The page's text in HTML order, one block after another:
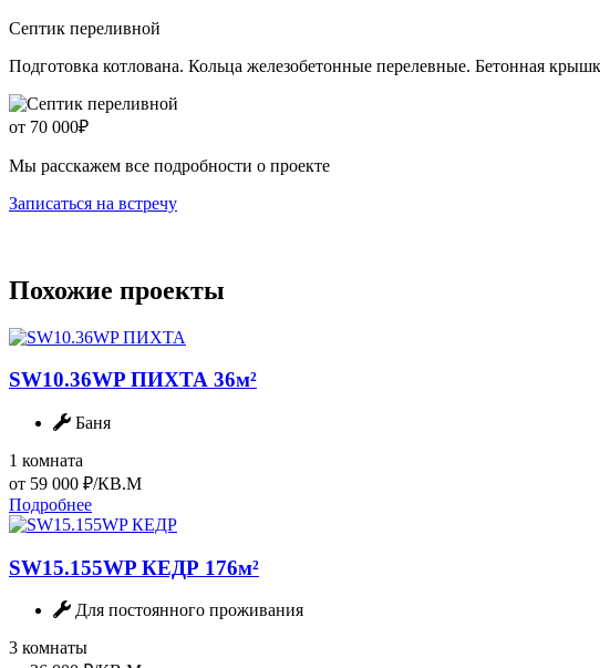
Септик переливной
Подготовка котлована. Кольца железобетонные перелевные. Бетонная
от 70 000₽
Мы расскажем все подробности о проекте
Записаться на встречу
Похожие проекты
SW10.36WP ПИХТА 36м²
Баня
1 комната
от 59 000 ₽/КВ.М
Подробнее
SW15.155WP КЕДР 176м²
Для постоянного проживания
3 комнаты